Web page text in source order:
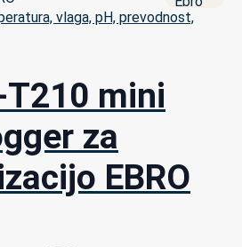
vlaga, pH, prevodnost,
T210 mini
za
EBRO